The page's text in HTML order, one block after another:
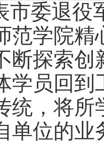
市委退役
范学院
断探索
学员回
统，将
单位的